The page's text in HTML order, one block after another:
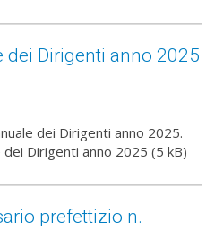
dei Dirigenti anno 2025
dei Dirigenti anno 2025.
Dirigenti anno 2025 (5 kB)
prefettizio n.